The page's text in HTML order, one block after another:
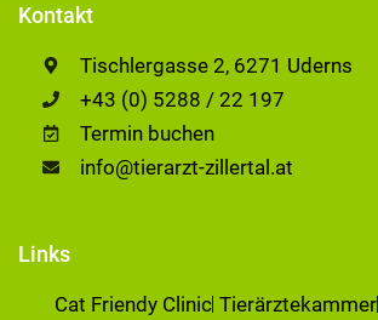
Kontakt
Tischlergasse 2, 6271 Uderns
+43 (0) 5288 / 22 197
Termin buchen
info@tierarzt-zillertal.at
Links
Cat Friendy Clinic Tierärztekammer